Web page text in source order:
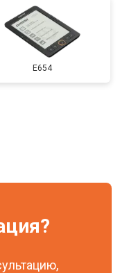
от 650 ₽ Заказать
E654